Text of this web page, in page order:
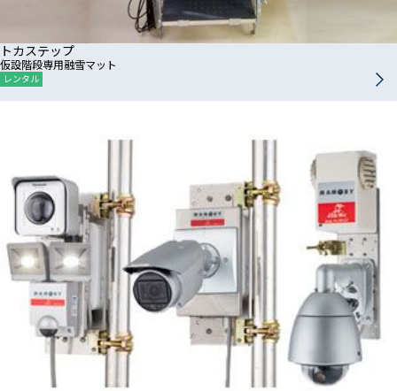
トカステップ
仮設階段専用融雪マット
レンタル